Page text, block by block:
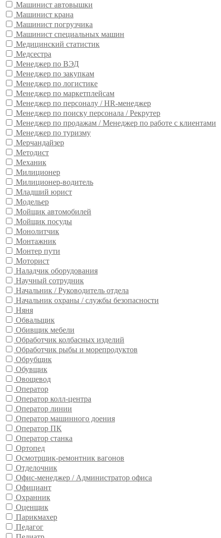
Машинист автовышки
Машинист крана
Машинист погрузчика
Машинист специальных машин
Медицинский статистик
Медсестра
Менеджер по ВЭД
Менеджер по закупкам
Менеджер по логистике
Менеджер по маркетплейсам
Менеджер по персоналу / HR-менеджер
Менеджер по поиску персонала / Рекрутер
Менеджер по продажам / Менеджер по работе с клиентами
Менеджер по туризму
Мерчандайзер
Методист
Механик
Милиционер
Милиционер-водитель
Младший юрист
Модельер
Мойщик автомобилей
Мойщик посуды
Монолитчик
Монтажник
Монтер пути
Моторист
Наладчик оборудования
Научный сотрудник
Начальник / Руководитель отдела
Начальник охраны / службы безопасности
Няня
Обвальщик
Обивщик мебели
Обработчик колбасных изделий
Обработчик рыбы и морепродуктов
Обрубщик
Обувщик
Овощевод
Оператор
Оператор колл-центра
Оператор линии
Оператор машинного доения
Оператор ПК
Оператор станка
Ортопед
Осмотрщик-ремонтник вагонов
Отделочник
Офис-менеджер / Администратор офиса
Официант
Охранник
Оценщик
Парикмахер
Педагог